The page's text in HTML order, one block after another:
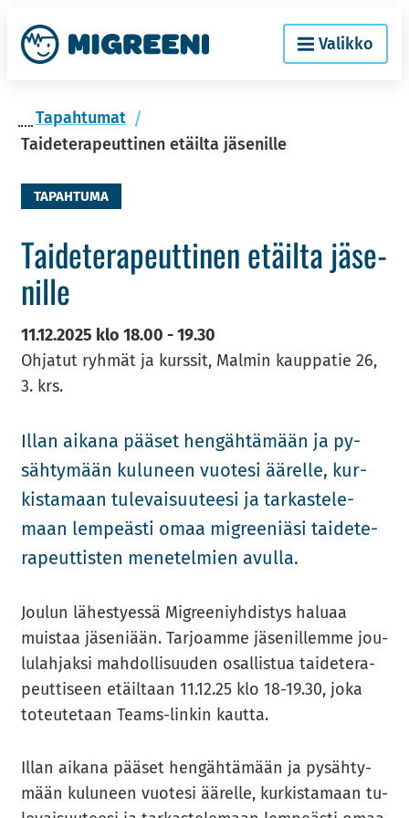
ry
si­
töön
Etusi­
vu
Valikko
Ta­pah­tu­mat
Taideterapeuttinen etäilta jäsenille
TAPAHTUMA
Tai­de­te­ra­peut­ti­nen etäil­ta jä­se­
nil­le
11.12.2025 klo 18.00 -19.30
Ohjatut ryhmät ja kurssit, Malmin kauppatie 26,
3. krs.
Illan ai­ka­na pää­set hen­gäh­tä­mään ja py­
säh­ty­mään ku­lu­neen vuo­te­si ää­rel­le, kur­
kis­ta­maan tu­le­vai­suu­tee­si ja tar­kas­te­le­
maan lem­peäs­ti omaa migree­niä­si tai­de­te­
ra­peut­tis­ten me­ne­tel­mien avul­la.
Jou­lun lä­hes­tyes­sä Migree­niyh­dis­tys ha­lu­aa
muis­taa jä­se­ni­ään. Tar­joam­me jä­se­nil­lem­me jou­
lu­lah­jak­si mah­dol­li­suu­den osal­lis­tua tai­de­te­ra­
peut­ti­seen etäil­taan 11.12.25 klo 18-19.30, joka
to­teu­te­taan Teams-​linkin kaut­ta.
Illan ai­ka­na pää­set hen­gäh­tä­mään ja py­säh­ty­
mään ku­lu­neen vuo­te­si ää­rel­le, kur­kis­ta­maan tu­